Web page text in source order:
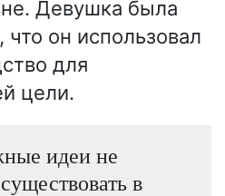
Девушка была
что он использовал
для
цели.
идеи не
в